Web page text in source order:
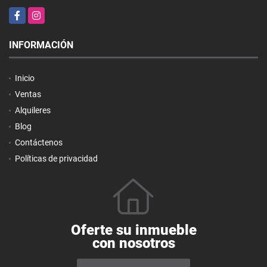
FacebookInstagram
INFORMACIÓN
Inicio
Ventas
Alquileres
Blog
Contáctenos
Políticas de privacidad
Oferte su inmueble
con nosotros